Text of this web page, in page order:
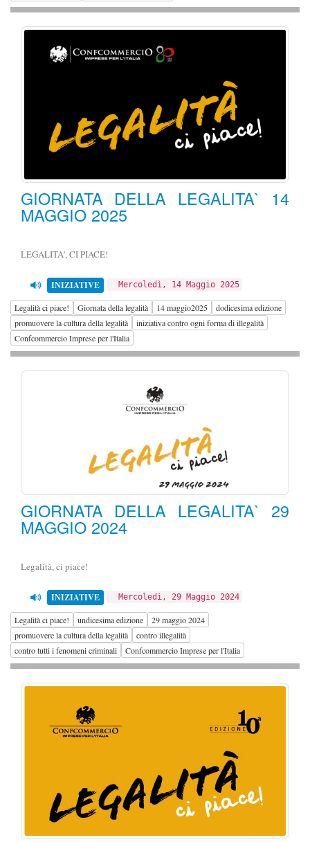
GIORNATA DELLA LEGALITA` 14
MAGGIO 2025
LEGALITA', CI PIACE!
INIZIATIVE Mercoledì, 14 Maggio 2025
Legalità ci piace! Giornata della legalità 14 maggio2025
dodicesima edizione
promuovere la cultura della legalità
iniziativa contro ogni forma di illegalità
Confcommercio Imprese per l'Italia
GIORNATA DELLA LEGALITA` 29
MAGGIO 2024
Legalità, ci piace!
INIZIATIVE Mercoledì, 29 Maggio 2024
Legalità ci piace! undicesima edizione
29 maggio 2024
promuovere la cultura della legalità
contro illegalità
contro tutti i fenomeni criminali
Confcommercio Imprese per l'Italia